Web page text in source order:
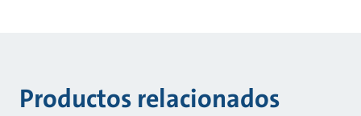
Productos relacionados